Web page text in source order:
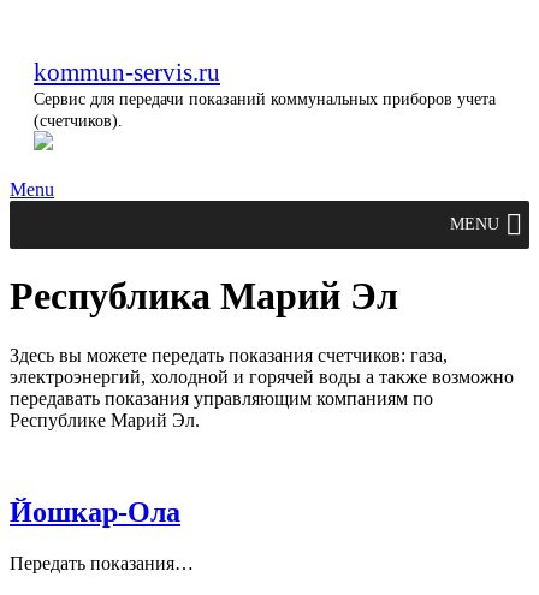
kommun-servis.ru
Сервис для передачи показаний коммунальных приборов учета
(счетчиков).
Menu
MENU
Республика Марий Эл
Здесь вы можете передать показания счетчиков: газа,
электроэнергий, холодной и горячей воды а также возможно
передавать показания управляющим компаниям по
Республике Марий Эл.
Йошкар-Ола
Передать показания…